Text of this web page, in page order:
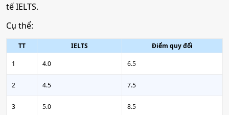
tế IELTS.
Cụ thể:
TT IELTS Điểm quy đổi
1 4.0 6.5
2 4.5 7.5
3 5.0 8.5